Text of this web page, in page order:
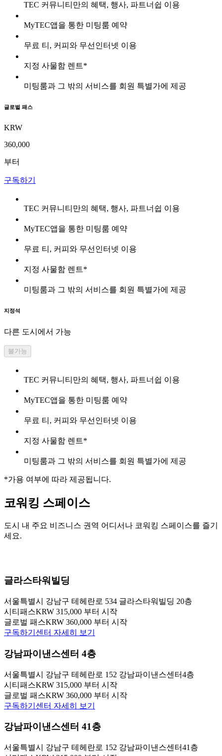
TEC 커뮤니티만의 혜택, 행사, 파트너쉽 이용
MyTEC앱을 통한 미팅룸 예약
무료 티, 커피와 무선인터넷 이용
지정 사물함 렌트*
미팅룸과 그 밖의 서비스를 회원 특별가에 제공
글로벌 패스
KRW
360,000
부터
구독하기
TEC 커뮤니티만의 혜택, 행사, 파트너쉽 이용
MyTEC앱을 통한 미팅룸 예약
무료 티, 커피와 무선인터넷 이용
지정 사물함 렌트*
미팅룸과 그 밖의 서비스를 회원 특별가에 제공
지정석
다른 도시에서 가능
불가능
TEC 커뮤니티만의 혜택, 행사, 파트너쉽 이용
MyTEC앱을 통한 미팅룸 예약
무료 티, 커피와 무선인터넷 이용
지정 사물함 렌트*
미팅룸과 그 밖의 서비스를 회원 특별가에 제공
*가용 여부에 따라 제공됩니다.
코워킹 스페이스
도시 내 주요 비즈니스 권역 어디서나 코워킹 스페이스를 즐기
세요.
글라스타워빌딩
서울특별시 강남구 테헤란로 534 글라스타워빌딩 20층
시티패스KRW 315,000 부터 시작
글로벌 패스KRW 360,000 부터 시작
구독하기 센터 자세히 보기
강남파이낸스센터 4층
서울특별시 강남구 테헤란로 152 강남파이낸스센터4층
시티패스KRW 315,000 부터 시작
글로벌 패스KRW 360,000 부터 시작
구독하기 센터 자세히 보기
강남파이낸스센터 41층
서울특별시 강남구 테헤란로 152 강남파이낸스센터41층